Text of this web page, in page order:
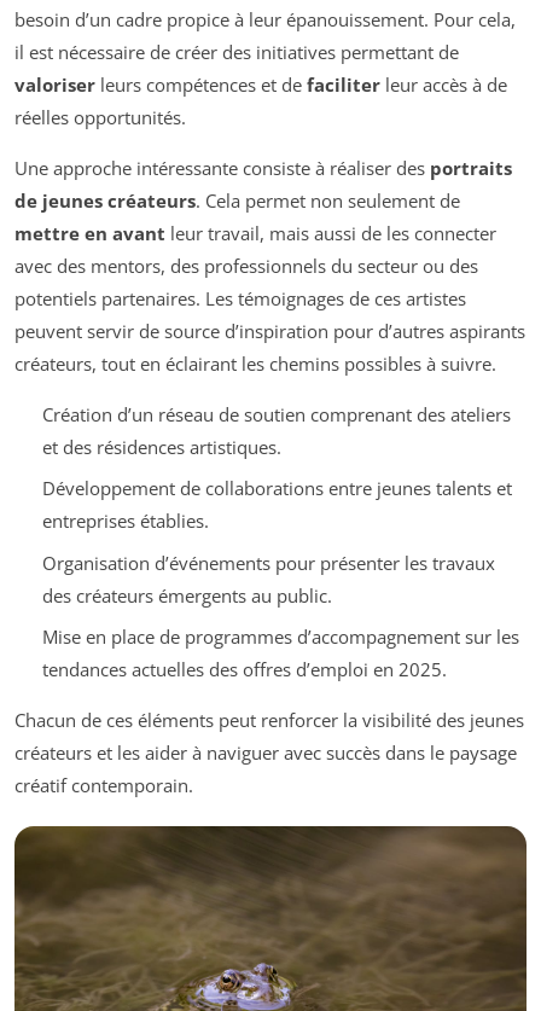
besoin d’un cadre propice à leur épanouissement. Pour cela,
il est nécessaire de créer des initiatives permettant de
valoriser leurs compétences et de faciliter leur accès à de
réelles opportunités.
Une approche intéressante consiste à réaliser des portraits
de jeunes créateurs. Cela permet non seulement de
mettre en avant leur travail, mais aussi de les connecter
avec des mentors, des professionnels du secteur ou des
potentiels partenaires. Les témoignages de ces artistes
peuvent servir de source d’inspiration pour d’autres aspirants
créateurs, tout en éclairant les chemins possibles à suivre.
Création d’un réseau de soutien comprenant des ateliers
et des résidences artistiques.
Développement de collaborations entre jeunes talents et
entreprises établies.
Organisation d’événements pour présenter les travaux
des créateurs émergents au public.
Mise en place de programmes d’accompagnement sur les
tendances actuelles des offres d’emploi en 2025.
Chacun de ces éléments peut renforcer la visibilité des jeunes
créateurs et les aider à naviguer avec succès dans le paysage
créatif contemporain.